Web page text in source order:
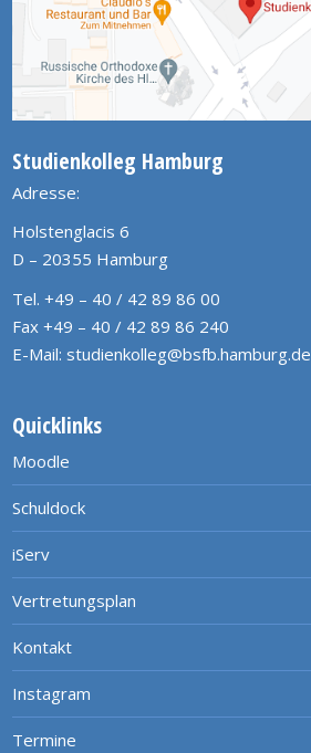
Studienkolleg Hamburg
Adresse:
Holstenglacis 6
D – 20355 Hamburg
Tel. +49 – 40 / 42 89 86 00
Fax +49 – 40 / 42 89 86 240
E-Mail: studienkolleg@bsfb.hamburg.de
Quicklinks
Moodle
Schuldock
iServ
Vertretungsplan
Kontakt
Instagram
Termine